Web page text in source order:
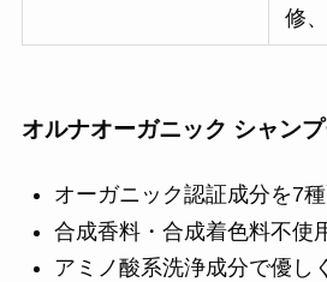
修
オルナオーガニック シャン
オーガニック認証成分を7
合成香料・合成着色料不使
アミノ酸系洗浄成分で優し